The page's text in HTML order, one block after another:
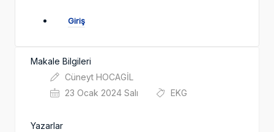
Giriş
Makale Bilgileri
Cüneyt HOCAGİL
23 Ocak 2024 Salı
EKG
Yazarlar